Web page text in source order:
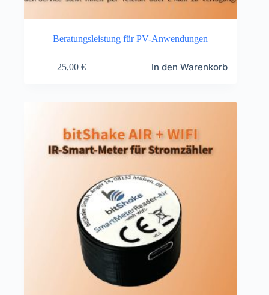
Beratungsleistung für PV-Anwendungen
25,00 € In den Warenkorb